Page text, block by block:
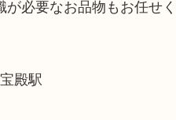
必要なお品物もお任せ
殿駅